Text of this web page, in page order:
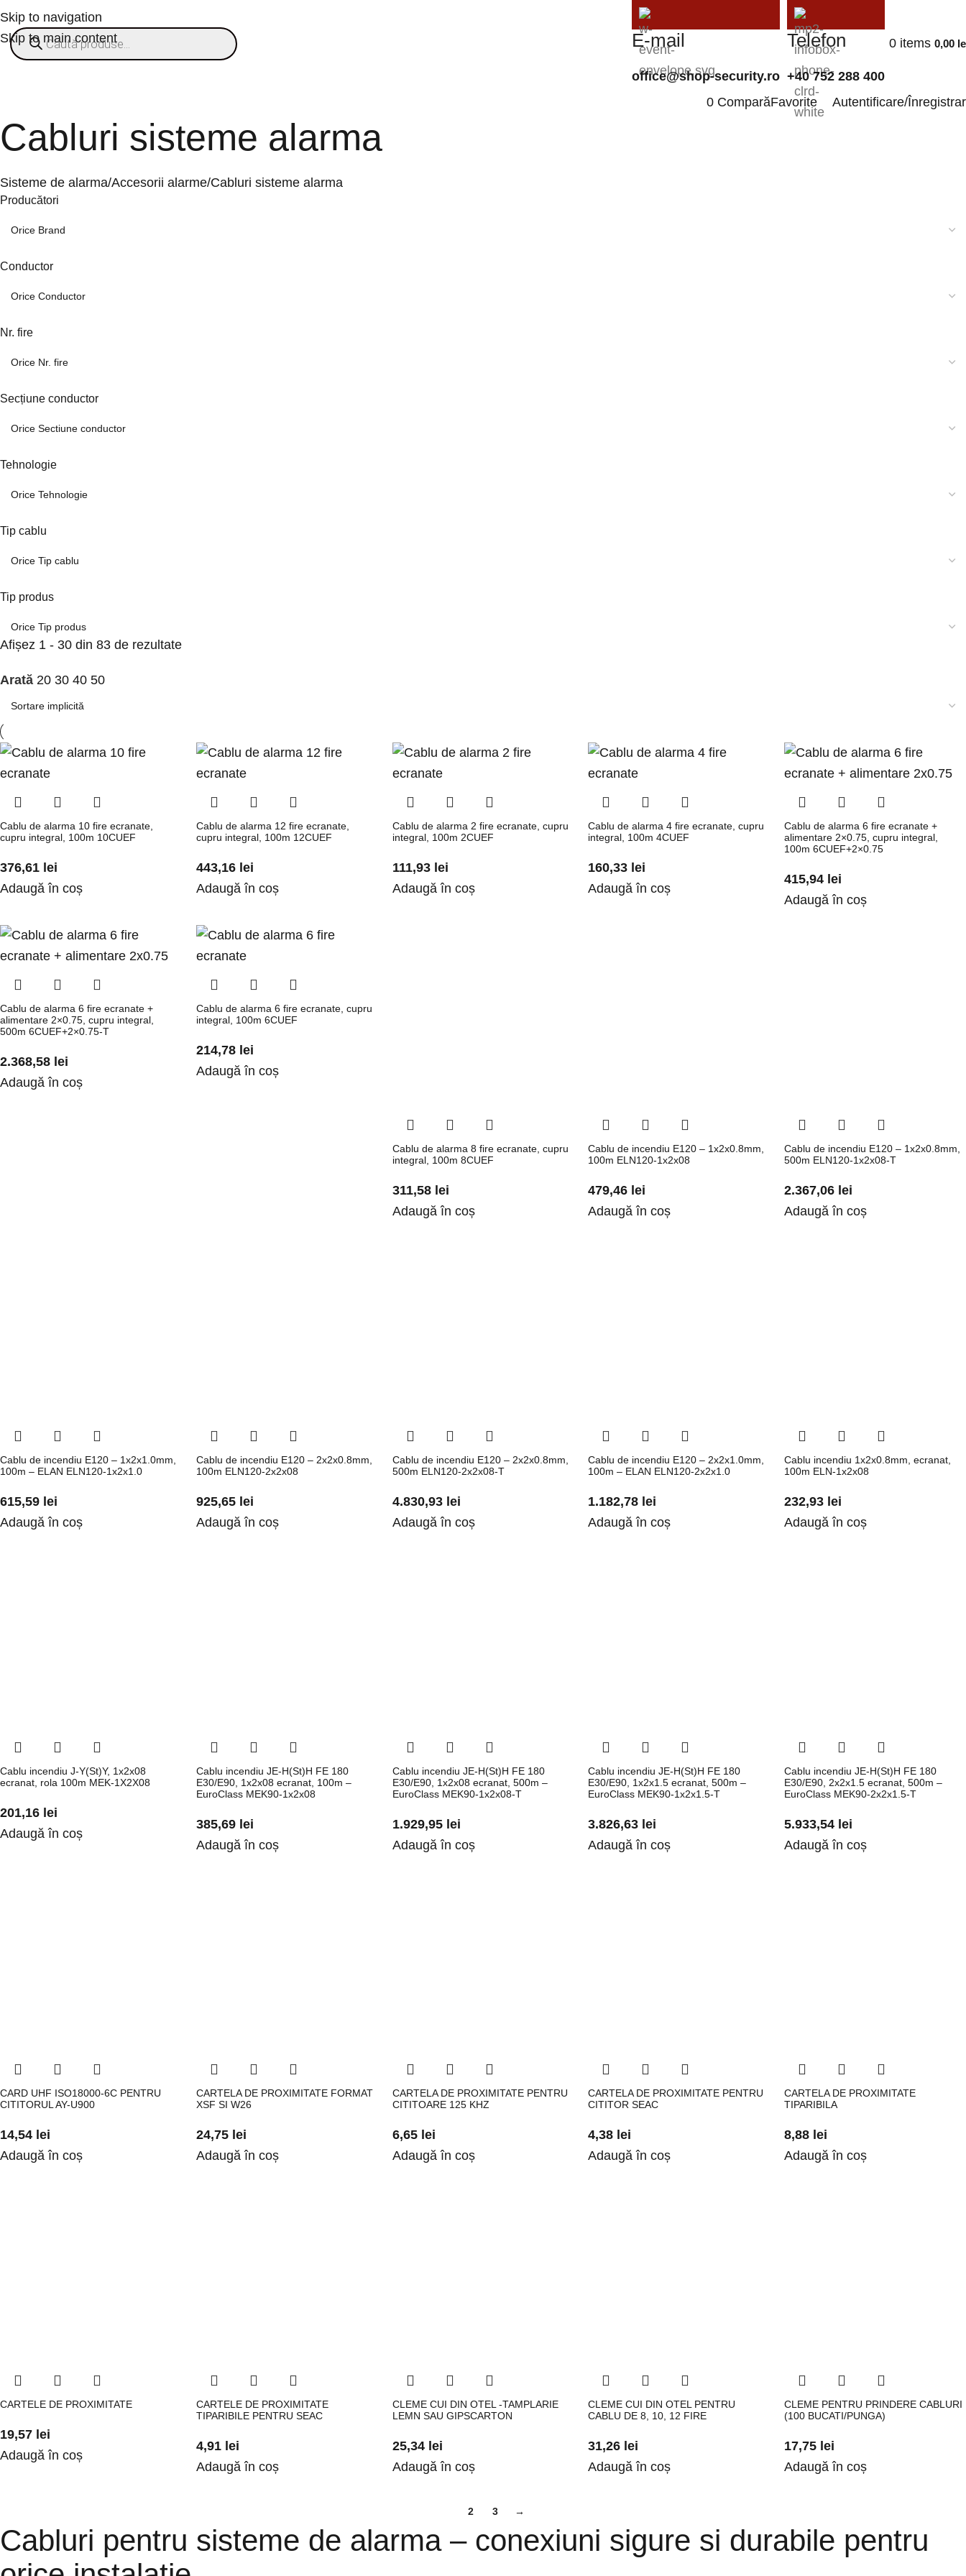
Skip to navigation
Skip to main content
E-mail
office@shop-security.ro
Telefon
+40 752 288 400
0 items 0,00
0 ComparăFavorite Autentificare/
Cabluri sisteme alarma
Sisteme de alarma Accesorii alarme Cabluri sisteme alarma
Producători
Conductor
Nr. fire
Secțiune conductor
Tehnologie
Tip cablu
Tip produs
Afișez 1 - 30 din 83 de rezultate
Arată 20 30 40 50
Cablu de alarma 10 fire ecranate,
cupru integral, 100m 10CUEF
376,61 lei
Adaugă în coș
Cablu de alarma 12 fire ecranate,
cupru integral, 100m 12CUEF
443,16 lei
Adaugă în coș
Cablu de alarma 2 fire ecranate, cupru
integral, 100m 2CUEF
111,93 lei
Adaugă în coș
Cablu de alarma 4 fire ecranate, cupru
integral, 100m 4CUEF
160,33 lei
Adaugă în coș
Cablu de alarma 6 fire ecranate +
alimentare 2×0.75, cupru integral,
100m 6CUEF+2×0.75
415,94 lei
Adaugă în coș
Cablu de alarma 6 fire ecranate +
alimentare 2×0.75, cupru integral,
500m 6CUEF+2×0.75-T
2.368,58 lei
Adaugă în coș
Cablu de alarma 6 fire ecranate, cupru
integral, 100m 6CUEF
214,78 lei
Adaugă în coș
Cablu de alarma 8 fire ecranate, cupru
integral, 100m 8CUEF
311,58 lei
Adaugă în coș
Cablu de incendiu E120 – 1x2x0.8mm,
100m ELN120-1x2x08
479,46 lei
Adaugă în coș
Cablu de incendiu E120 – 1x2x0.8mm,
500m ELN120-1x2x08-T
2.367,06 lei
Adaugă în coș
Cablu de incendiu E120 – 1x2x1.0mm,
100m – ELAN ELN120-1x2x1.0
615,59 lei
Adaugă în coș
Cablu de incendiu E120 – 2x2x0.8mm,
100m ELN120-2x2x08
925,65 lei
Adaugă în coș
Cablu de incendiu E120 – 2x2x0.8mm,
500m ELN120-2x2x08-T
4.830,93 lei
Adaugă în coș
Cablu de incendiu E120 – 2x2x1.0mm,
100m – ELAN ELN120-2x2x1.0
1.182,78 lei
Adaugă în coș
Cablu incendiu 1x2x0.8mm, ecranat,
100m ELN-1x2x08
232,93 lei
Adaugă în coș
Cablu incendiu J-Y(St)Y, 1x2x08
ecranat, rola 100m MEK-1X2X08
201,16 lei
Adaugă în coș
Cablu incendiu JE-H(St)H FE 180
E30/E90, 1x2x08 ecranat, 100m –
EuroClass MEK90-1x2x08
385,69 lei
Adaugă în coș
Cablu incendiu JE-H(St)H FE 180
E30/E90, 1x2x08 ecranat, 500m –
EuroClass MEK90-1x2x08-T
1.929,95 lei
Adaugă în coș
Cablu incendiu JE-H(St)H FE 180
E30/E90, 1x2x1.5 ecranat, 500m –
EuroClass MEK90-1x2x1.5-T
3.826,63 lei
Adaugă în coș
Cablu incendiu JE-H(St)H FE 180
E30/E90, 2x2x1.5 ecranat, 500m –
EuroClass MEK90-2x2x1.5-T
5.933,54 lei
Adaugă în coș
CARD UHF ISO18000-6C PENTRU
CITITORUL AY-U900
14,54 lei
Adaugă în coș
CARTELA DE PROXIMITATE FORMAT
XSF SI W26
24,75 lei
Adaugă în coș
CARTELA DE PROXIMITATE PENTRU
CITITOARE 125 KHZ
6,65 lei
Adaugă în coș
CARTELA DE PROXIMITATE PENTRU
CITITOR SEAC
4,38 lei
Adaugă în coș
CARTELA DE PROXIMITATE
TIPARIBILA
8,88 lei
Adaugă în coș
CARTELE DE PROXIMITATE
19,57 lei
Adaugă în coș
CARTELE DE PROXIMITATE
TIPARIBILE PENTRU SEAC
4,91 lei
Adaugă în coș
CLEME CUI DIN OTEL -TAMPLARIE
LEMN SAU GIPSCARTON
25,34 lei
Adaugă în coș
CLEME CUI DIN OTEL PENTRU
CABLU DE 8, 10, 12 FIRE
31,26 lei
Adaugă în coș
CLEME PENTRU PRINDERE CABLURI
(100 BUCATI/PUNGA)
17,75 lei
Adaugă în coș
2 3 →
Cabluri pentru sisteme de alarma – conexiuni sigure si durabile pentru